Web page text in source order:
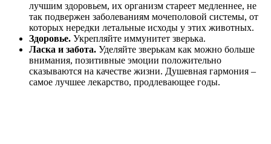
лучшим здоровьем, их организм стареет медленнее, не
так подвержен заболеваниям мочеполовой системы, от
которых нередки летальные исходы у этих животных.
Здоровье. Укрепляйте иммунитет зверька.
Ласка и забота. Уделяйте зверькам как можно больше
внимания, позитивные эмоции положительно
сказываются на качестве жизни. Душевная гармония –
самое лучшее лекарство, продлевающее годы.